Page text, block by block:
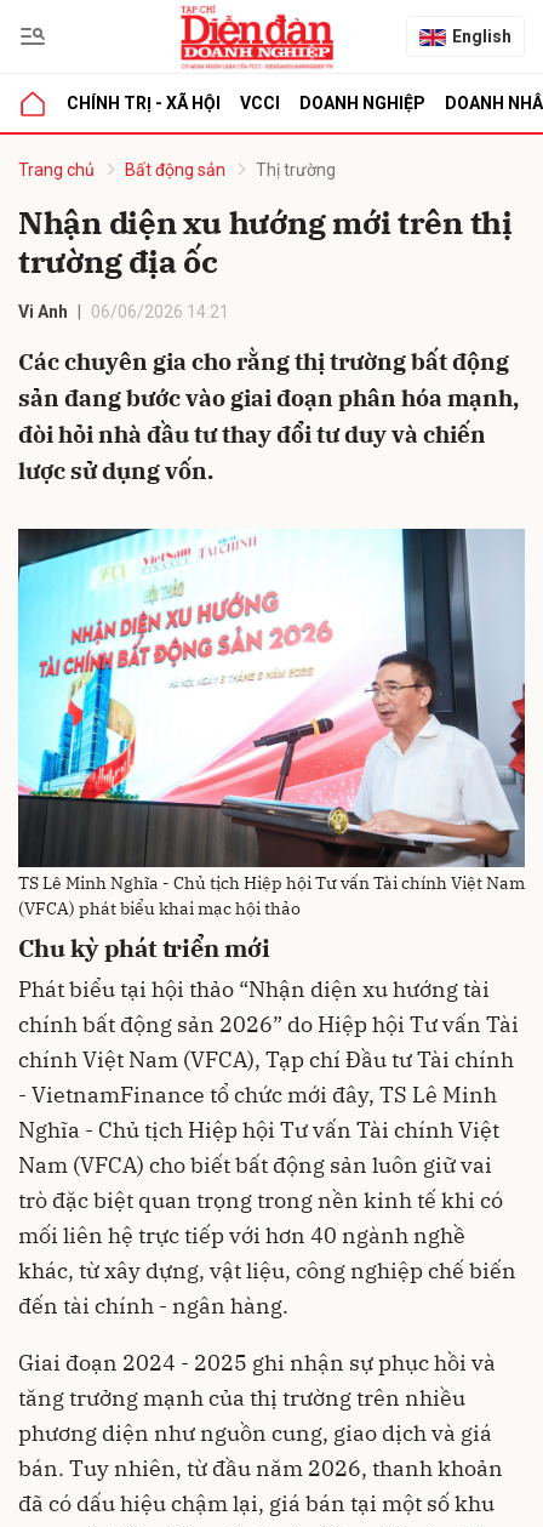
English
CHÍNH TRỊ - XÃ HỘI VCCI DOANH NGHIỆP DOANH
Trang chủ Bất động sản Thị trường
Nhận diện xu hướng mới trên thị
trường địa ốc
Vi Anh 06/06/2026 14:21
Các chuyên gia cho rằng thị trường bất động
sản đang bước vào giai đoạn phân hóa mạnh,
đòi hỏi nhà đầu tư thay đổi tư duy và chiến
lược sử dụng vốn.
TS Lê Minh Nghĩa - Chủ tịch Hiệp hội Tư vấn Tài chính Việt Nam
(VFCA) phát biểu khai mạc hội thảo
Chu kỳ phát triển mới
Phát biểu tại hội thảo “Nhận diện xu hướng tài
chính bất động sản 2026” do Hiệp hội Tư vấn Tài
chính Việt Nam (VFCA), Tạp chí Đầu tư Tài chính
- VietnamFinance tổ chức mới đây, TS Lê Minh
Nghĩa - Chủ tịch Hiệp hội Tư vấn Tài chính Việt
Nam (VFCA) cho biết bất động sản luôn giữ vai
trò đặc biệt quan trọng trong nền kinh tế khi có
mối liên hệ trực tiếp với hơn 40 ngành nghề
khác, từ xây dựng, vật liệu, công nghiệp chế biến
đến tài chính - ngân hàng.
Giai đoạn 2024 - 2025 ghi nhận sự phục hồi và
tăng trưởng mạnh của thị trường trên nhiều
phương diện như nguồn cung, giao dịch và giá
bán. Tuy nhiên, từ đầu năm 2026, thanh khoản
đã có dấu hiệu chậm lại, giá bán tại một số khu
luận
Hủy